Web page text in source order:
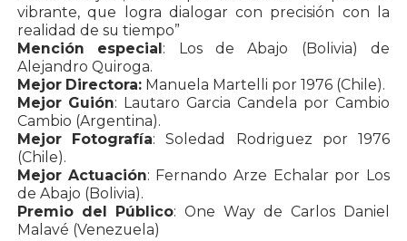
vibrante, que logra dialogar con precisión con la
realidad de su tiempo”
Mención especial : Los de Abajo (Bolivia) de
Alejandro Quiroga.
Mejor Directora:Manuela Martelli por 1976 (Chile).
Mejor Guión: Lautaro Garcia Candela por Cambio
Cambio (Argentina).
Mejor Fotografía: Soledad Rodriguez por 1976
(Chile).
Mejor Actuación: Fernando Arze Echalar por Los
de Abajo (Bolivia).
Premio del Público: One Way de Carlos Daniel
Malavé (Venezuela)